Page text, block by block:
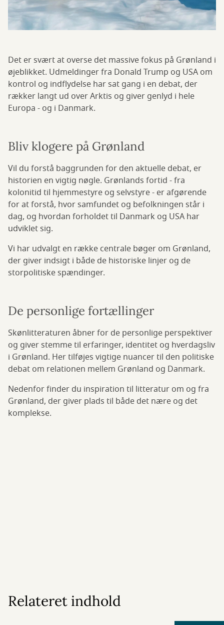
Det er svært at overse det massive fokus på Grønland i
øjeblikket. Udmeldinger fra Donald Trump og USA om
kontrol og indflydelse har sat gang i en debat, der
rækker langt ud over Arktis og giver genlyd i hele
Europa - og i Danmark.
Bliv klogere på Grønland
Vil du forstå baggrunden for den aktuelle debat, er
historien en vigtig nøgle. Grønlands fortid - fra
kolonitid til hjemmestyre og selvstyre - er afgørende
for at forstå, hvor samfundet og befolkningen står i
dag, og hvordan forholdet til Danmark og USA har
udviklet sig.
Vi har udvalgt en række centrale bøger om Grønland,
der giver indsigt i både de historiske linjer og de
storpolitiske spændinger.
De personlige fortællinger
Skønlitteraturen åbner for de personlige perspektiver
og giver stemme til erfaringer, identitet og hverdagsliv
i Grønland. Her tilføjes vigtige nuancer til den politiske
debat om relationen mellem Grønland og Danmark.
Nedenfor finder du inspiration til litteratur om og fra
Grønland, der giver plads til både det nære og det
komplekse.
Relateret indhold